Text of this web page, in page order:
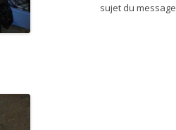
sujet du message